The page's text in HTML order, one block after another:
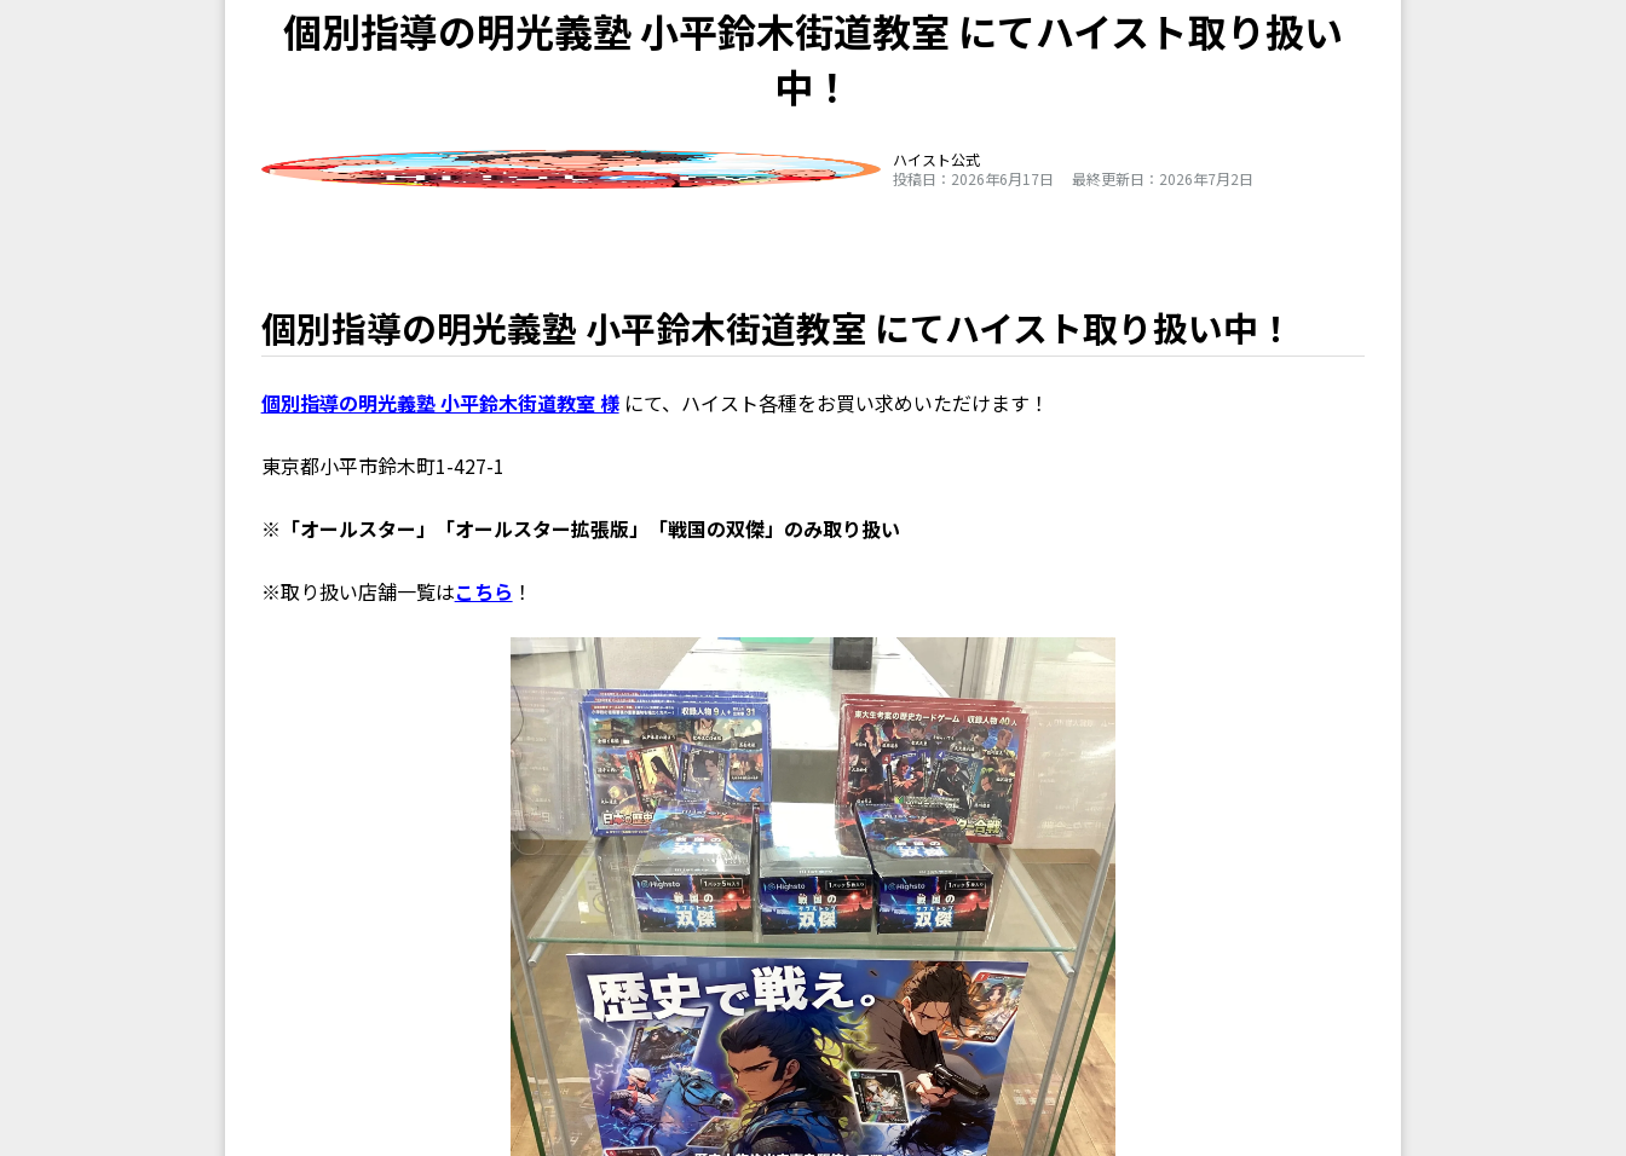
個別指導の明光義塾 小平鈴木街道教室 にてハイスト取り扱い
中！
ハイスト公式
投稿日：2026年6月17日
最終更新日：2026年7月2日
個別指導の明光義塾 小平鈴木街道教室 にてハイスト取り扱い中！
個別指導の明光義塾 小平鈴木街道教室 様にて、ハイスト各種をお買い求めいただけます！
東京都小平市鈴木町1-427-1
※「オールスター」「オールスター拡張版」「戦国の双傑」のみ取り扱い
※取り扱い店舗一覧はこちら ！